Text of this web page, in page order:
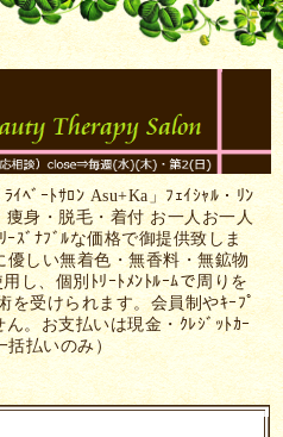
ﾍﾞｰﾄｻﾛﾝ Asu+Ka」ﾌｪｲｼｬﾙ・ﾘﾝ
痩身・脱毛・着付 お一人お一人
ｽﾞﾅﾌﾞﾙな価格で御提供致しま
優しい無着色・無香料・無鉱物
し、個別ﾄﾘｰﾄﾒﾝﾄﾙｰﾑで周りを
を受けられます。会員制やｷｰﾌﾟ
。お支払いは現金・ｸﾚｼﾞｯﾄｶｰ
括払いのみ）